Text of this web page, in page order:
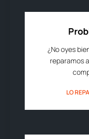
¿No oyes
reparamos
LO